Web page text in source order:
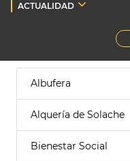
ACTUALIDAD
Albufera
Alquería de Solache
Bienestar Social